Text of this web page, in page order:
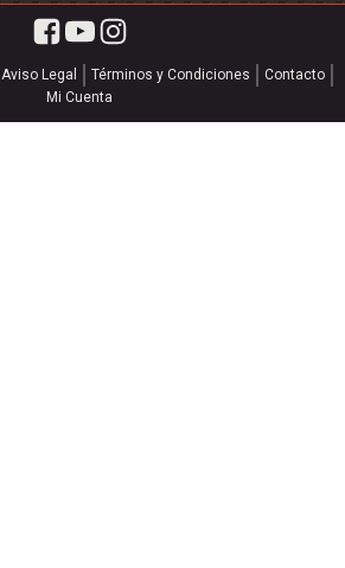
Aviso Legal Términos y Condiciones
Contacto
Mi Cuenta